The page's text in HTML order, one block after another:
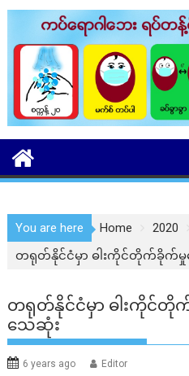
You are here Home 2020
တရုတ်နိုင်ငံမှာ ဓါးကိုင်တိုက်ခိုက်မှု
တရုတ်နိုင်ငံမှာ ဓါးကိုင်တို
သေဆုံး
6 years ago Editor